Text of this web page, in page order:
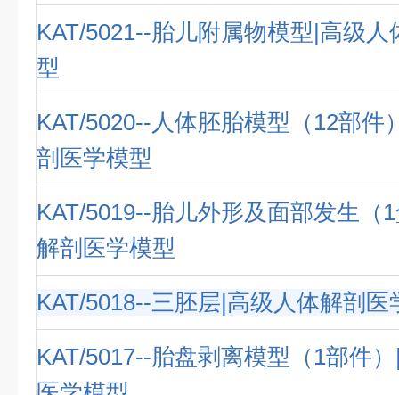
KAT/5021--胎儿附属物模型|高级人
型
KAT/5020--人体胚胎模型（12部件
剖医学模型
KAT/5019--胎儿外形及面部发生（
解剖医学模型
KAT/5018--三胚层|高级人体解剖医
KAT/5017--胎盘剥离模型（1部件